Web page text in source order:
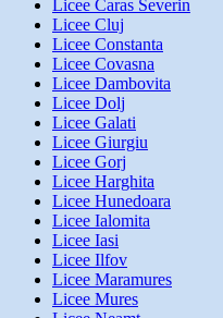
Licee Caras Severin
Licee Cluj
Licee Constanta
Licee Covasna
Licee Dambovita
Licee Dolj
Licee Galati
Licee Giurgiu
Licee Gorj
Licee Harghita
Licee Hunedoara
Licee Ialomita
Licee Iasi
Licee Ilfov
Licee Maramures
Licee Mures